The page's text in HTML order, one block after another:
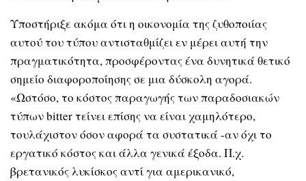
Υποστήριξε ακόμα ότι η οικονομία της ζυθοποιίας
αυτού του τύπου αντισταθμίζει εν μέρει αυτή την
πραγματικότητα, προσφέροντας ένα δυνητικά θετικό
σημείο διαφοροποίησης σε μια δύσκολη αγορά.
«Ωστόσο, το κόστος παραγωγής των παραδοσιακών
τύπων bitter τείνει επίσης να είναι χαμηλότερο,
τουλάχιστον όσον αφορά τα συστατικά -αν όχι το
εργατικό κόστος και άλλα γενικά έξοδα. Π.χ.
βρετανικός λυκίσκος αντί για αμερικανικό,